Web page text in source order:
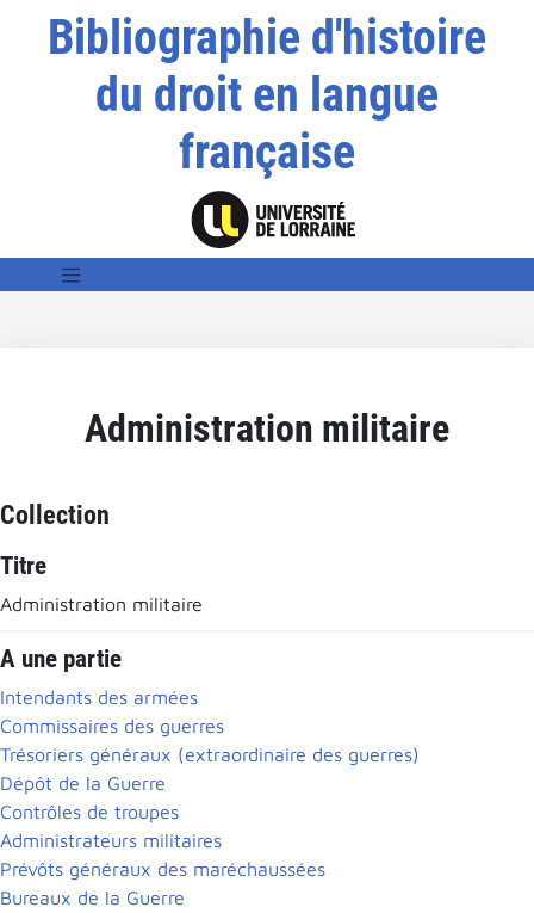
Bibliographie d'histoire
du droit en langue
française
Administration militaire
Collection
Titre
Administration militaire
A une partie
Intendants des armées
Commissaires des guerres
Trésoriers généraux (extraordinaire des guerres)
Dépôt de la Guerre
Contrôles de troupes
Administrateurs militaires
Prévôts généraux des maréchaussées
Bureaux de la Guerre